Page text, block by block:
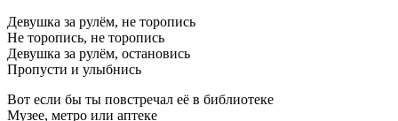
Девушка за рулём, не торопись
Не торопись, не торопись
Девушка за рулём, остановись
Пропусти и улыбнись
Вот если бы ты повстречал её в библиотеке
Музее, метро или аптеке